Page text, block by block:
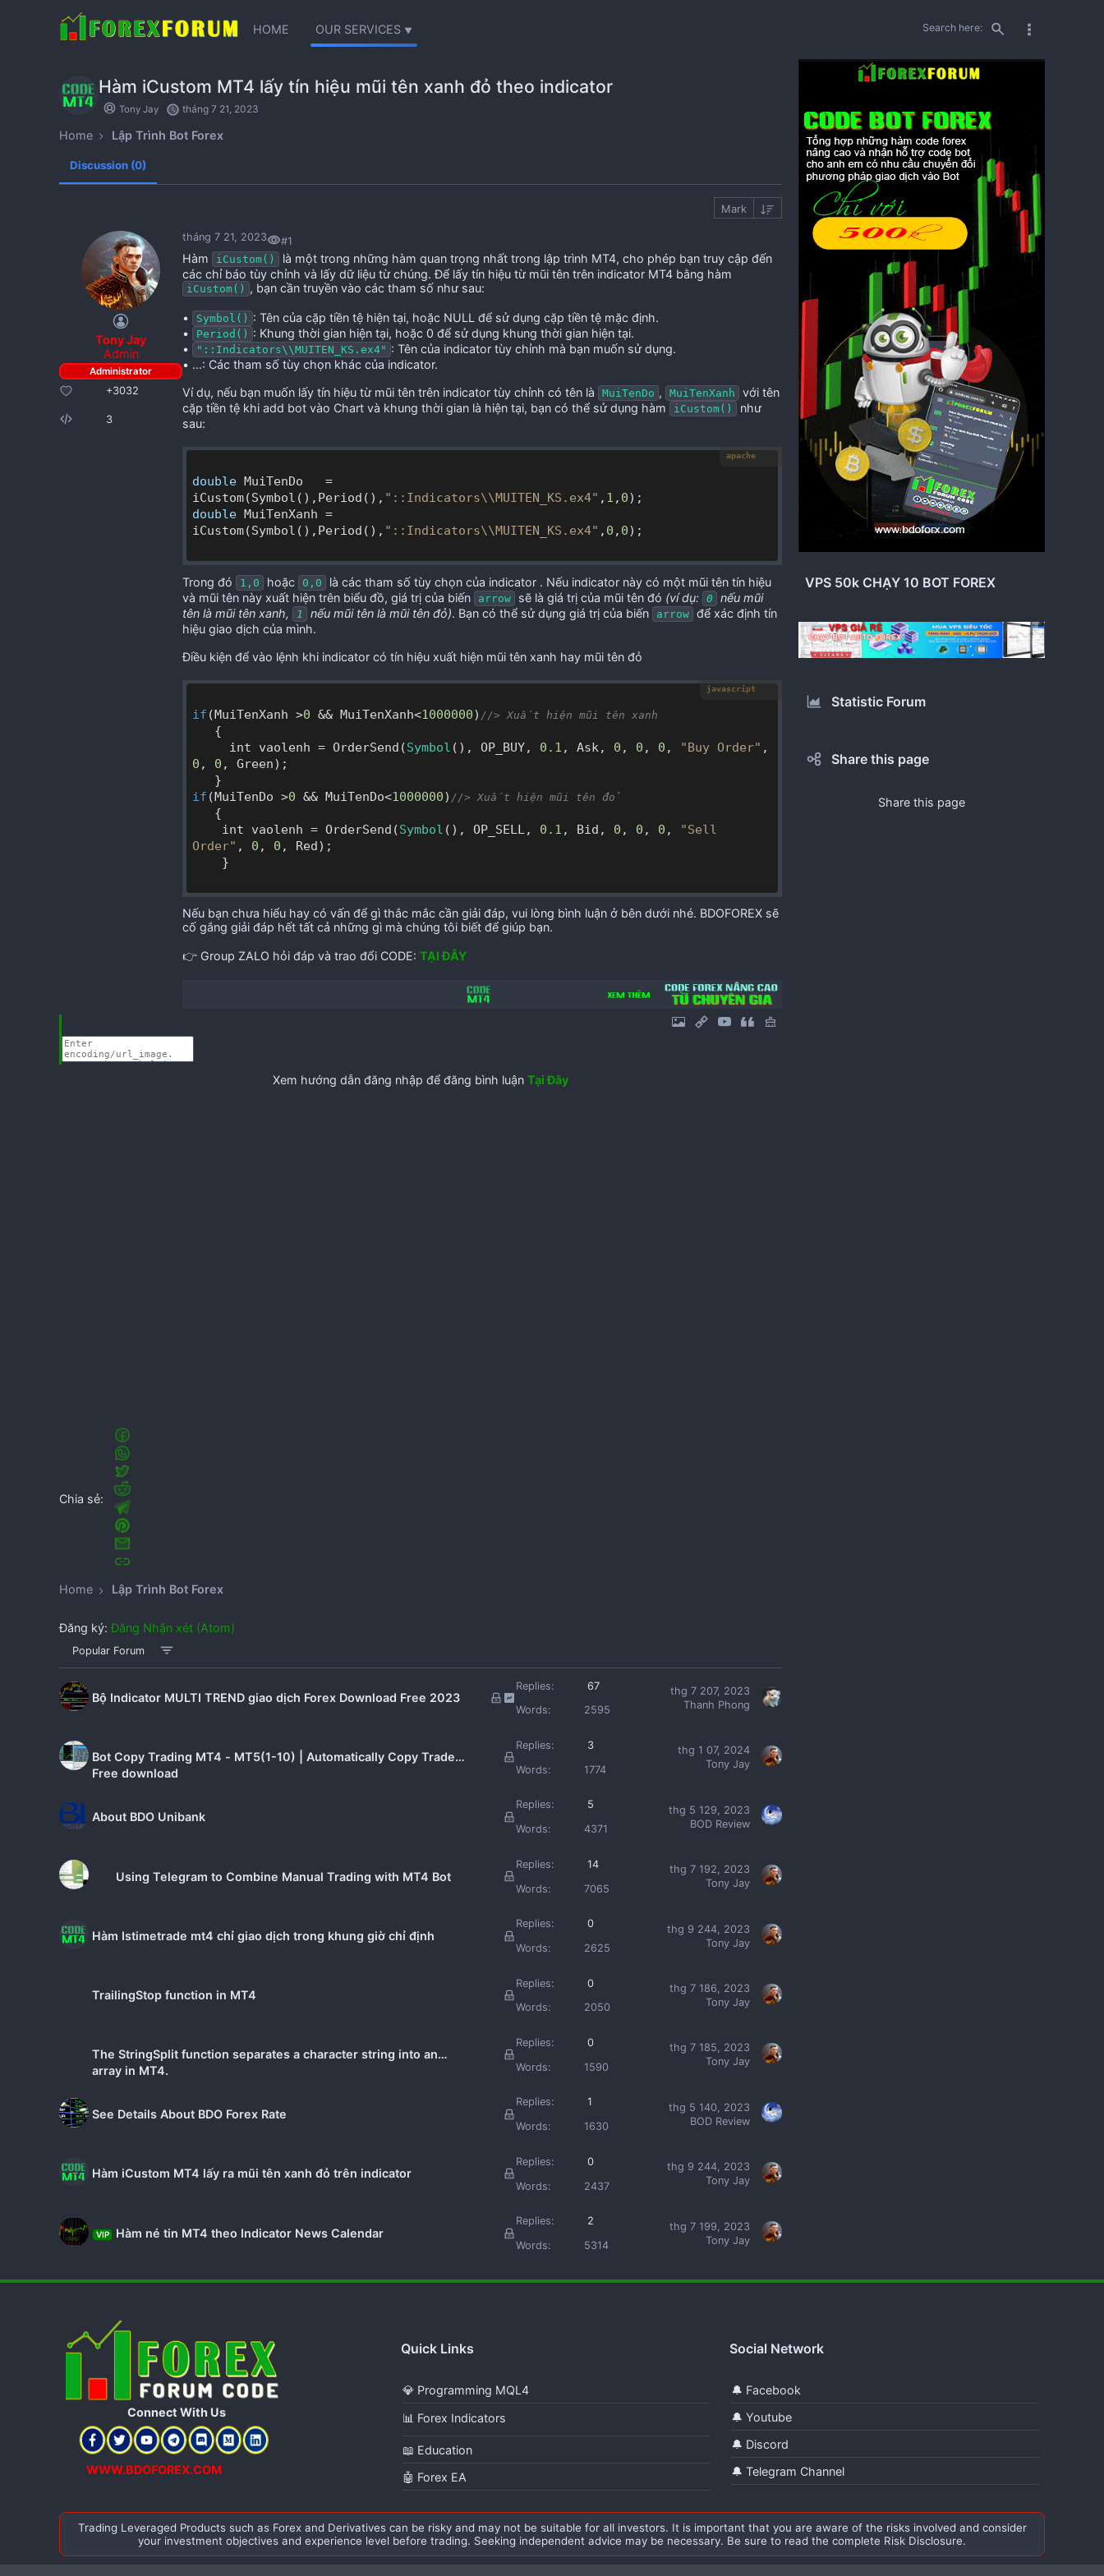
HOME OUR SERVICES Search here:
Popular Forum
Bộ Indicator MULTI TREND giao dịch Forex Download Free 2023
Replies:
67
Words:
2595
thg 7 207, 2023
Thanh Phong
Bot Copy Trading MT4 - MT5(1-10) | Automatically Copy Trade |
Free download
Replies:
3
Words:
1774
thg 1 07, 2024
Tony Jay
About BDO Unibank
Replies:
5
Words:
4371
thg 5 129, 2023
BOD Review
Using Telegram to Combine Manual Trading with MT4 Bot
Replies:
14
Words:
7065
thg 7 192, 2023
Tony Jay
Hàm Istimetrade mt4 chỉ giao dịch trong khung giờ chỉ định
Replies:
0
Words:
2625
thg 9 244, 2023
Tony Jay
TrailingStop function in MT4
Replies:
0
Words:
2050
thg 7 186, 2023
Tony Jay
The StringSplit function separates a character string into an
array in MT4.
Replies:
0
Words:
1590
thg 7 185, 2023
Tony Jay
See Details About BDO Forex Rate
Replies:
1
Words:
1630
thg 5 140, 2023
BOD Review
Hàm iCustom MT4 lấy ra mũi tên xanh đỏ trên indicator
Replies:
0
Words:
2437
thg 9 244, 2023
Tony Jay
VIP Hàm né tin MT4 theo Indicator News Calendar
Replies:
2
Words:
5314
thg 7 199, 2023
Tony Jay
Hàm iCustom MT4 lấy tín hiệu mũi tên xanh đỏ theo indicator
Tony Jay tháng 7 21, 2023
Home Lập Trình Bot Forex
Discussion (0)
Mark
Tony Jay
Admin
+3032
3
tháng 7 21, 2023 #1
Hàm iCustom()
là một trong những hàm quan trọng nhất trong lập trình MT4, cho phép bạn truy cập đến
các chỉ báo tùy chỉnh và lấy dữ liệu từ chúng. Để lấy tín hiệu từ mũi tên trên indicator MT4 bằng hàm
iCustom() , bạn cần truyền vào các tham số như sau:
• Symbol() : Tên của cặp tiền tệ hiện tại, hoặc NULL để sử dụng cặp tiền tệ mặc định.
•
Period() : Khung thời gian hiện tại, hoặc 0 để sử dụng khung thời gian hiện tại.
•
"::Indicators\\MUITEN_KS.ex4" : Tên của indicator tùy chỉnh mà bạn muốn sử dụng.
• ...: Các tham số tùy chọn khác của indicator.
Ví dụ, nếu bạn muốn lấy tín hiệu từ mũi tên trên indicator tùy chỉnh có tên là
MuiTenDo , MuiTenXanh
với tên
cặp tiền tệ khi add bot vào Chart và khung thời gian là hiện tại, bạn có thể sử dụng hàm
iCustom()
như
sau:
apache
double MuiTenDo   =
iCustom(Symbol(),Period(), "::Indicators\\MUITEN_KS.ex4" , 1 , 0
double MuiTenXanh =
iCustom(Symbol(),Period(), "::Indicators\\MUITEN_KS.ex4" , 0 , 0);
Trong đó 1,0 hoặc 0,0
là các tham số tùy chọn của indicator . Nếu indicator này có một mũi tên tín hiệu
và mũi tên này xuất hiện trên biểu đồ, giá trị của biến
arrow sẽ là giá trị của mũi tên đó (ví dụ: 0
nếu mũi
tên là mũi tên xanh,
1 nếu mũi tên là mũi tên đỏ). Bạn có thể sử dụng giá trị của biến arrow để xác định tín
hiệu giao dịch của mình.
Điều kiện để vào lệnh khi indicator có tín hiệu xuất hiện mũi tên xanh hay mũi tên đỏ
javascript
if (MuiTenXanh >0 && MuiTenXanh<1000000) //> Xuất hiện mũi tên xanh
     int vaolenh = OrderSend(
Symbol (), OP_BUY, 0.1 , Ask, 0 , 0 , 0 , "Buy Order"
0 , 0 , Green);
if (MuiTenDo >0 && MuiTenDo<1000000) //> Xuất hiện mũi tên đỏ
    int vaolenh = OrderSend(
Symbol (), OP_SELL, 0.1 , Bid, 0 , 0 , 0 ,
"Sell
Order" , 0 , 0 , Red);
Nếu bạn chưa hiểu hay có vấn để gì thắc mắc cần giải đáp, vui lòng bình luận ở bên dưới nhé. BDOFOREX sẽ
cố gắng giải đáp hết tất cả những gì mà chúng tôi biết để giúp bạn.
👉 Group ZALO hỏi đáp và trao đổi CODE: TẠI ĐÂY
Xem hướng dẫn đăng nhập để đăng bình luận Tại Đây
Chia sẻ:
Home Lập Trình Bot Forex
Đăng ký:Đăng Nhận xét (Atom)
VPS 50k CHẠY 10 BOT FOREX
Statistic Forum
Share this page
Share this page
Connect With Us​
WWW.BDOFOREX.COM
Quick Links
💎 Programming MQL4
📊 Forex Indicators
📖 Education
🤖 Forex EA
Social Network
🔔 Facebook
🔔 Youtube
🔔 Discord
🔔 Telegram Channel
Trading Leveraged Products such as Forex and Derivatives can be risky and may not be suitable for all investors. It is important that you are aware of the risks involved and consider
your investment objectives and experience level before trading. Seeking independent advice may be necessary. Be sure to read the complete Risk Disclosure.